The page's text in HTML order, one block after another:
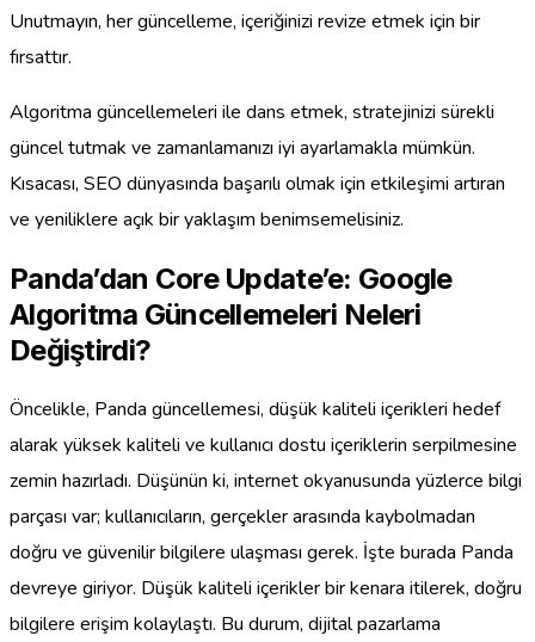
Unutmayın, her güncelleme, içeriğinizi revize etmek için bir
fırsattır.
Algoritma güncellemeleri ile dans etmek, stratejinizi sürekli
güncel tutmak ve zamanlamanızı iyi ayarlamakla mümkün.
Kısacası, SEO dünyasında başarılı olmak için etkileşimi artıran
ve yeniliklere açık bir yaklaşım benimsemelisiniz.
Panda’dan Core Update’e: Google
Algoritma Güncellemeleri Neleri
Değiştirdi?
Öncelikle, Panda güncellemesi, düşük kaliteli içerikleri hedef
alarak yüksek kaliteli ve kullanıcı dostu içeriklerin serpilmesine
zemin hazırladı. Düşünün ki, internet okyanusunda yüzlerce bilgi
parçası var; kullanıcıların, gerçekler arasında kaybolmadan
doğru ve güvenilir bilgilere ulaşması gerek. İşte burada Panda
devreye giriyor. Düşük kaliteli içerikler bir kenara itilerek, doğru
bilgilere erişim kolaylaştı. Bu durum, dijital pazarlama